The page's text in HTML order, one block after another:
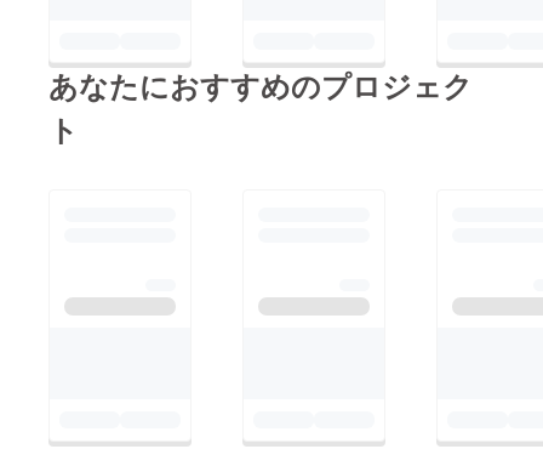
あなたにおすすめのプロジェク
ト